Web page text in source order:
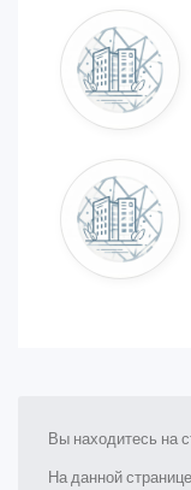
Вы находитесь на
На данной